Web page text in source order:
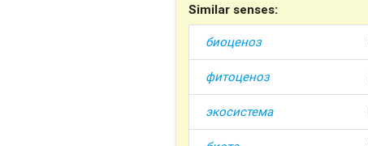
Similar senses:
биоценоз
фитоценоз
экосистема